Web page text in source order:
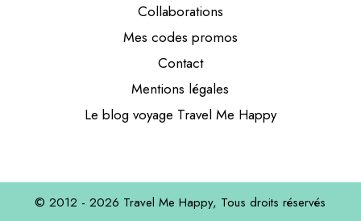
Collaborations
Mes codes promos
Contact
Mentions légales
Le blog voyage Travel Me Happy
© 2012 - 2026 Travel Me Happy, Tous droits réservés